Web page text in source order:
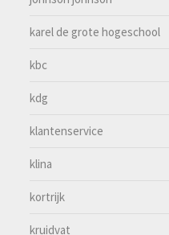
karel de grote hogeschool
kbc
kdg
klantenservice
klina
kortrijk
kruidvat